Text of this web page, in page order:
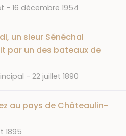
DATE
16 décembre 1954
un sieur Sénéchal
par un des bateaux de
DATE
22 juillet 1890
au pays de Châteaulin-
1895